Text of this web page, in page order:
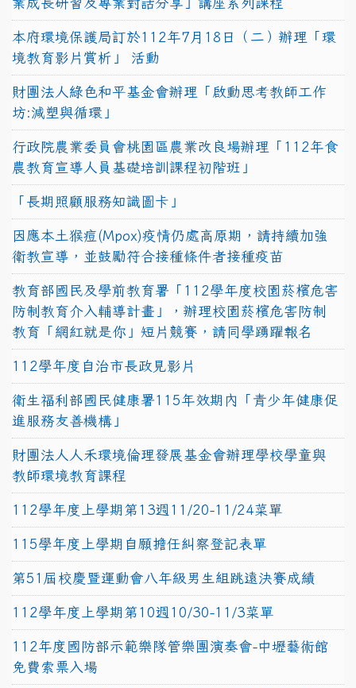
本府環境保護局訂於112年7月18日（二）辦理「環
境教育影片賞析」 活動
財團法人綠色和平基金會辦理「啟動思考教師工作
坊:減塑與循環」
行政院農業委員會桃園區農業改良場辦理「112年食
農教育宣導人員基礎培訓課程初階班」
「長期照顧服務知識圖卡」
因應本土猴痘(Mpox)疫情仍處高原期，請持續加強
衛教宣導，並鼓勵符合接種條件者接種疫苗
教育部國民及學前教育署「112學年度校園菸檳危害
防制教育介入輔導計畫」，辦理校園菸檳危害防制
教育「網紅就是你」短片競賽，請同學踴躍報名
112學年度自治市長政見影片
衛生福利部國民健康署115年效期內「青少年健康促
進服務友善機構」
財團法人人禾環境倫理發展基金會辦理學校學童與
教師環境教育課程
112學年度上學期第13週11/20-11/24菜單
115學年度上學期自願擔任糾察登記表單
第51屆校慶暨運動會八年級男生組跳遠決賽成績
112學年度上學期第10週10/30-11/3菜單
112年度國防部示範樂隊管樂團演奏會-中壢藝術館
免費索票入場